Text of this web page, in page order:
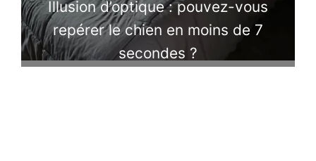
Illusion d’optique : pouvez-vous
repérer le chien en moins de 7
secondes ?